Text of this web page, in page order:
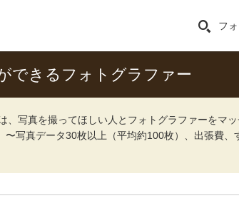
フ
できるフォトグラファー
、写真を撮ってほしい人とフォトグラファーをマッ
写真データ30枚以上（平均約100枚）、出張費、